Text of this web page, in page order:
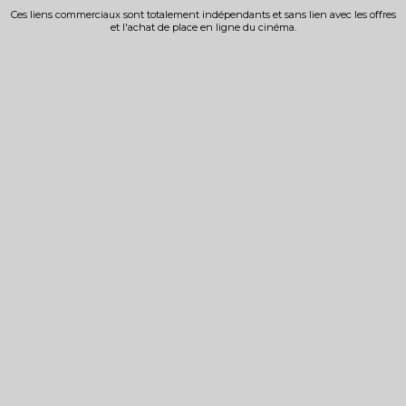
Ces liens commerciaux sont totalement indépendants et sans lien avec les offres
et l'achat de place en ligne du cinéma.